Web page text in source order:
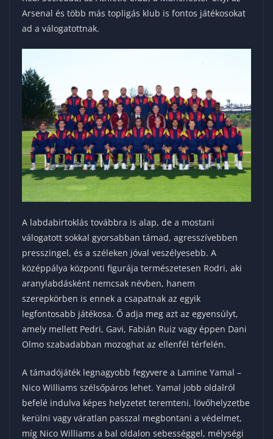
Arsenal és több más topligás klub is fontos játékosokat
ad a válogatottnak.
A labdabirtoklás továbbra is alap, de a mostani
válogatott sokkal gyorsabban támad, agresszívebben
presszingel, és a széleken jóval veszélyesebb. A
középpálya központi figurája természetesen Rodri, aki
aranylabdásként nemcsak névben, hanem
szerepkörben is ennek a csapatnak az egyik
legfontosabb játékosa. Ő adja meg azt az egyensúlyt,
amely mellett Pedri, Gavi, Fabián Ruiz vagy éppen Dani
Olmo szabadabban mozoghat az ellenfél térfelén.
A támadójáték legnagyobb fegyvere a Lamine Yamal –
Nico Williams szélsőpáros lehet. Yamal jobb oldalról
befelé indulva képes helyzetet teremteni, lövőhelyzetbe
kerülni vagy váratlan passzal megbontani a védelmet,
míg Nico Williams a bal oldalon sebességgel, mélységi